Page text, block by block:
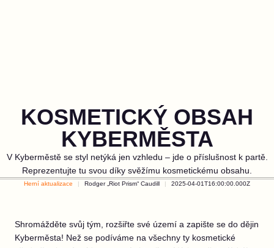
KOSMETICKÝ OBSAH
KYBERMĚSTA
V Kyberměstě se styl netýká jen vzhledu – jde o příslušnost k partě.
Reprezentujte tu svou díky svěžímu kosmetickému obsahu.
Herní aktualizace Rodger „Riot Prism“ Caudill 2025-04-01T16:00:00.000Z
Shromážděte svůj tým, rozšiřte své území a zapište se do dějin
Kyberměsta! Než se podíváme na všechny ty kosmetické